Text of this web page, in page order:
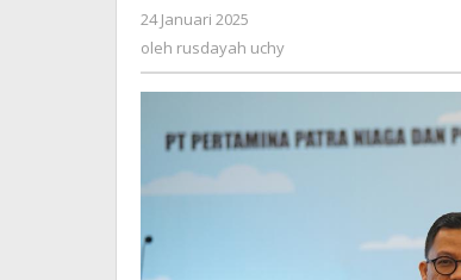
24 Januari 2025
rusdayah
uchy
oleh rusdayah uchy